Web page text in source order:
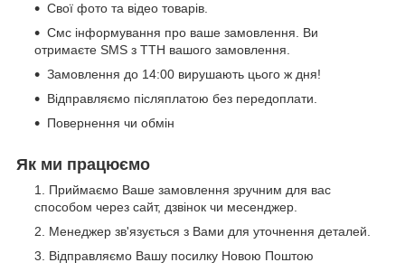
Свої фото та відео товарів.
Смс інформування про ваше замовлення. Ви
отримаєте SMS з ТТН вашого замовлення.
Замовлення до 14:00 вирушають цього ж дня!
Відправляємо післяплатою без передоплати.
Повернення чи обмін
Як ми працюємо
Приймаємо Ваше замовлення зручним для вас
способом через сайт, дзвінок чи месенджер.
Менеджер зв'язується з Вами для уточнення деталей.
Відправляємо Вашу посилку Новою Поштою